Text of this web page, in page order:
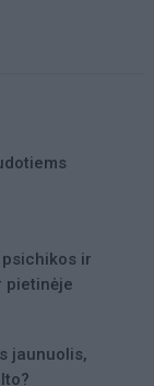
ir
pietinėje
jaunuolis,